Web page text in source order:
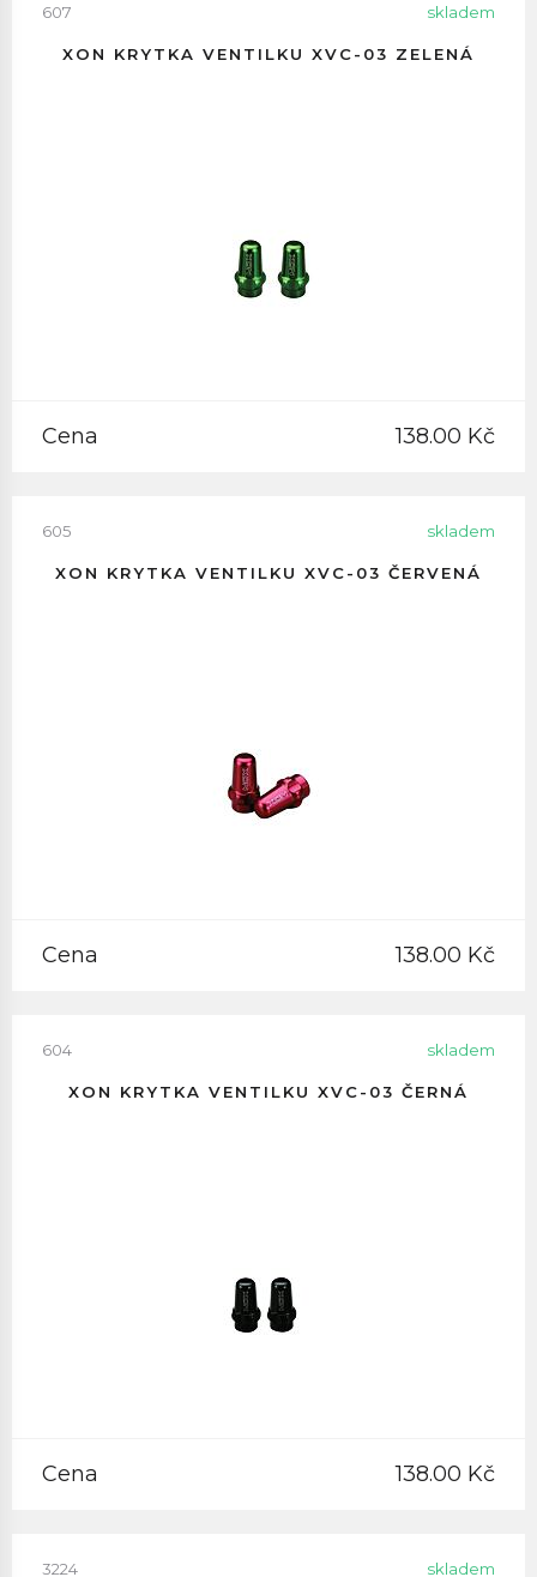
607 skladem
XON KRYTKA VENTILKU XVC-03 ZELENÁ
Cena 138.00 Kč
605 skladem
XON KRYTKA VENTILKU XVC-03 ČERVENÁ
Cena 138.00 Kč
604 skladem
XON KRYTKA VENTILKU XVC-03 ČERNÁ
Cena 138.00 Kč
3224 skladem